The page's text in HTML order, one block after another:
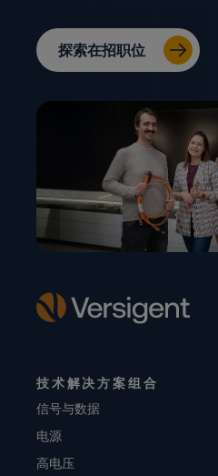
探索在招职位
技术解决方案组合
信号与数据
电源
高电压